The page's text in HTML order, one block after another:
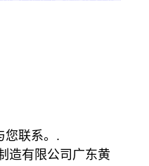
您联系。.
造有限公司广东黄